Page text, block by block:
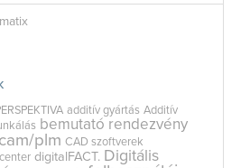
additív gyártás Additív
bemutató rendezvény
plm CAD szoftverek
digitalFACT. Digitális